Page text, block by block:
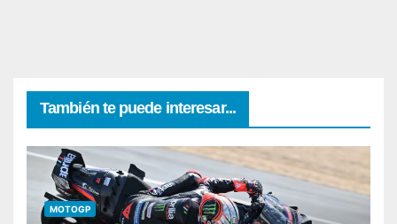
También te puede interesar...
MOTOGP